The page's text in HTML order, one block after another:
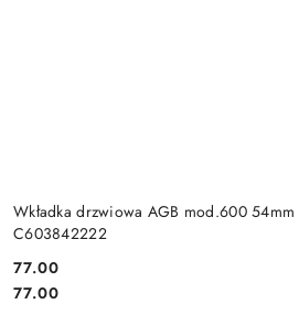
Wkładka drzwiowa AGB mod.600
C603842222
Cena:
77.00
Cena:
77.00